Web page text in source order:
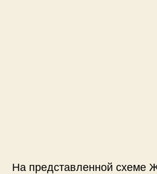
На представленной схеме